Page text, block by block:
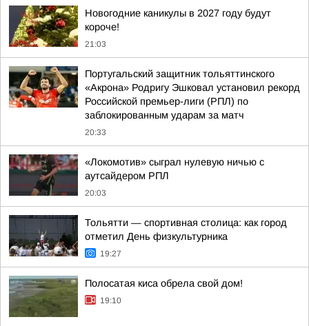
Новогодние каникулы в 2027 году будут
короче!
21:03
Португальский защитник тольяттинского
«Акрона» Родригу Эшковал установил рекорд
Российской премьер-лиги (РПЛ) по
заблокированным ударам за матч
20:33
«Локомотив» сыграл нулевую ничью с
аутсайдером РПЛ
20:03
Тольятти — спортивная столица: как город
отметил День физкультурника
19:27
Полосатая киса обрела свой дом!
19:10